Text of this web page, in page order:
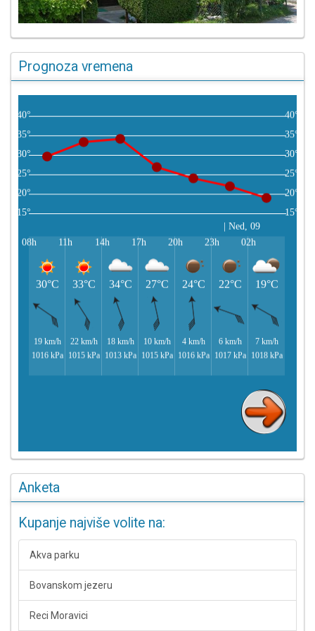
Prognoza vremena
Anketa
Kupanje najviše volite na:
Akva parku
Bovanskom jezeru
Reci Moravici